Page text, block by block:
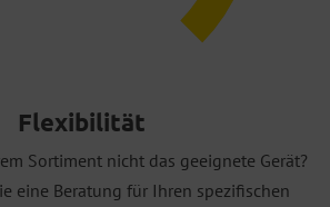
Flexibilität
Sortiment nicht das geeignete Gerät?
eine Beratung für Ihren spezifischen